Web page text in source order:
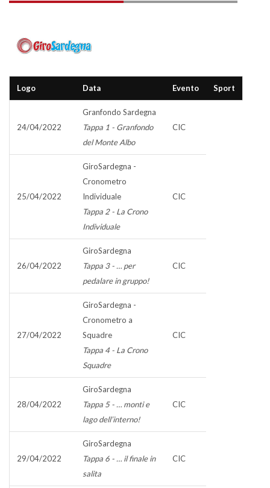
Logo Data Evento Sport
24/04/2022
Granfondo Sardegna
Tappa 1 - Granfondo
del Monte Albo
CIC
25/04/2022
GiroSardegna -
Cronometro
Individuale
Tappa 2 - La Crono
Individuale
CIC
26/04/2022
GiroSardegna
Tappa 3 - … per
pedalare in gruppo!
CIC
27/04/2022
GiroSardegna -
Cronometro a
Squadre
Tappa 4 - La Crono
Squadre
CIC
28/04/2022
GiroSardegna
Tappa 5 - … monti e
lago dell’interno!
CIC
29/04/2022
GiroSardegna
Tappa 6 - … il finale in
salita
CIC